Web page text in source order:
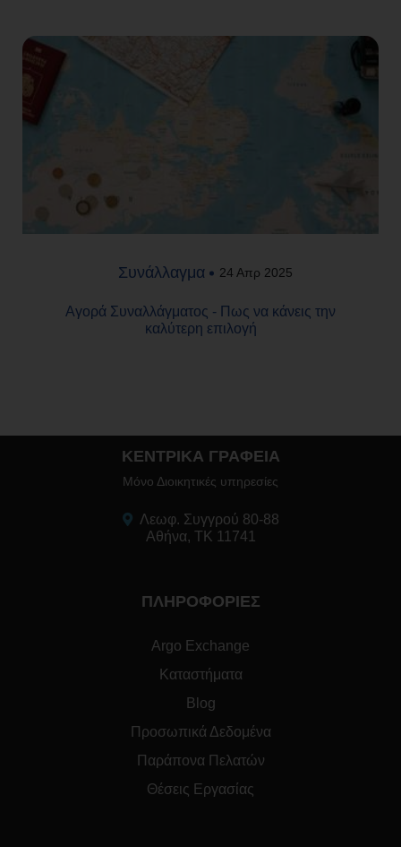
Συνάλλαγμα 24 Απρ 2025
Αγορά Συναλλάγματος - Πως να κάνεις την
καλύτερη επιλογή
ΚΕΝΤΡΙΚΑ ΓΡΑΦΕΙΑ
Μόνο Διοικητικές υπηρεσίες
Λεωφ. Συγγρού 80-88
Αθήνα, ΤΚ 11741
ΠΛΗΡΟΦΟΡΙΕΣ
Argo Exchange
Καταστήματα
Blog
Προσωπικά Δεδομένα
Παράπονα Πελατών
Θέσεις Εργασίας